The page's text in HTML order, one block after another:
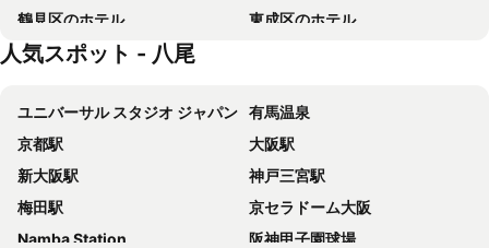
ホテルマイステイズ堺筋本町
ザ・ワンファイブ大阪堺筋
オオキニホテルなんば
アパホテル〈御堂筋本町駅東〉
天然温泉 夕霧の湯 ドーミーインＰＲＥＭＩＵＭなんば
東横INN京橋桜ノ宮
天然温泉 浪華の湯 ドーミーイン大阪谷町
DOYANEN HOTELS YAMATO
アーベイ天王寺ホテル
イビススタイルズ大阪難波
相鉄グランドフレッサ 大阪なんば
東横INN大阪通天閣前
アパホテル〈なんば駅東〉
鶴見区のホテル
東成区のホテル
人気スポット - 八尾
ユニバーサル スタジオ ジャパン 有馬温泉
京都駅
大阪駅
新大阪駅
神戸三宮駅
梅田駅
京セラドーム大阪
Namba Station
阪神甲子園球場